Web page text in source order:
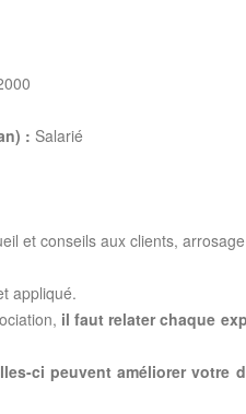
: Salarié
et conseils aux clients,
appliqué.
il faut relater chaque
ci peuvent améliorer votre